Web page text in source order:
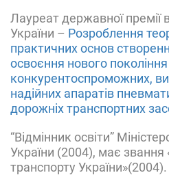
Лауреат державної премії в
України – Розроблення
практичних основ
освоєння нового покоління
конкурентоспроможних,
надійних апаратів
дорожніх транспортних
“Відмінник освіти”
України (2004), має
транспорту України»(2004).